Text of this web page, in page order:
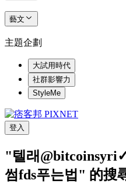
藝文
主題企劃
大試用時代
社群影響力
StyleMe
登入
"텔래
썸fds푸는법" 的搜